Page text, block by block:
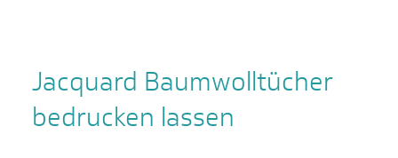
Jacquard Baumwolltücher
bedrucken lassen